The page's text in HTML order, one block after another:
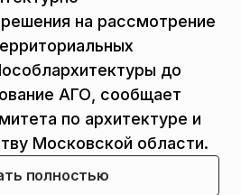
на рассмотрение
до
АГО, сообщает
по архитектуре и
Московской области.
полностью